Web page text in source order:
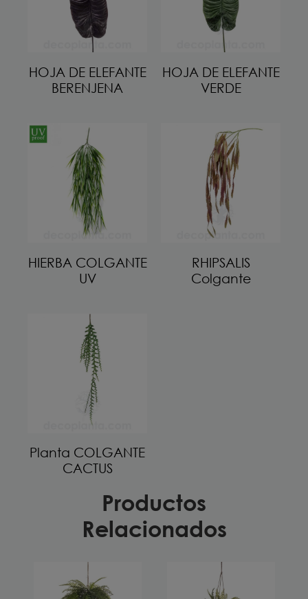
HOJA DE ELEFANTE
BERENJENA
HOJA DE ELEFANTE
VERDE
HIERBA COLGANTE
UV
RHIPSALIS
Colgante
Planta COLGANTE
CACTUS
Productos
Relacionados